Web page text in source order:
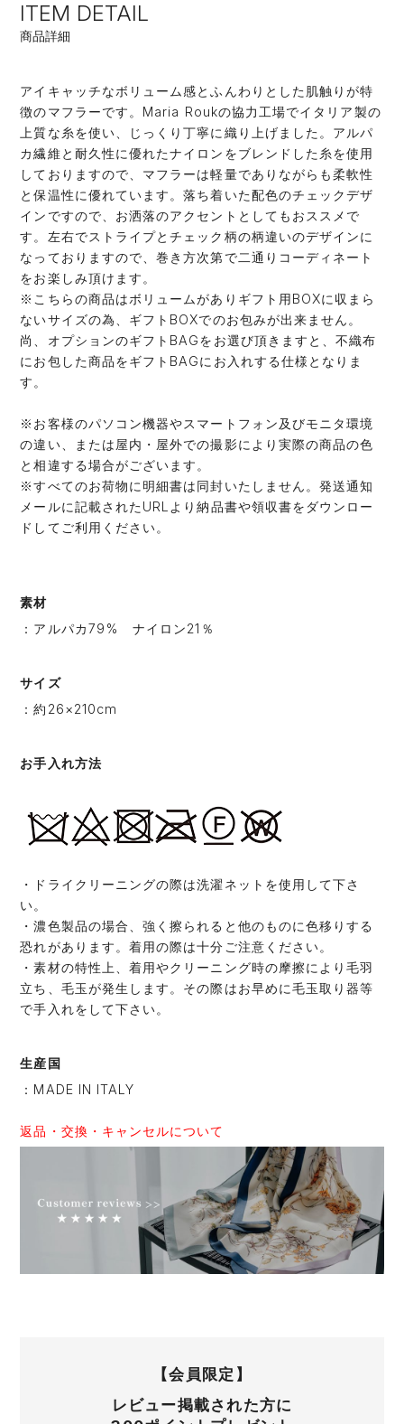
ITEM DETAIL
商品詳細
アイキャッチなボリューム感とふんわりとした肌触りが特
徴のマフラーです。Maria Roukの協力工場でイタリア製の
上質な糸を使い、じっくり丁寧に織り上げました。アルパ
カ繊維と耐久性に優れたナイロンをブレンドした糸を使用
しておりますので、マフラーは軽量でありながらも柔軟性
と保温性に優れています。落ち着いた配色のチェックデザ
インですので、お洒落のアクセントとしてもおススメで
す。左右でストライプとチェック柄の柄違いのデザインに
なっておりますので、巻き方次第で二通りコーディネート
をお楽しみ頂けます。
※こちらの商品はボリュームがありギフト用BOXに収まら
ないサイズの為、ギフトBOXでのお包みが出来ません。
尚、オプションのギフトBAGをお選び頂きますと、不織布
にお包した商品をギフトBAGにお入れする仕様となりま
す。
※お客様のパソコン機器やスマートフォン及びモニタ環境
の違い、または屋内・屋外での撮影により実際の商品の色
と相違する場合がございます。
※すべてのお荷物に明細書は同封いたしません。発送通知
メールに記載されたURLより納品書や領収書をダウンロー
ドしてご利用ください。
素材
：アルパカ79% ナイロン21％
サイズ
：約26×210cm
お手入れ方法
・ドライクリーニングの際は洗濯ネットを使用して下さ
い。
・濃色製品の場合、強く擦られると他のものに色移りする
恐れがあります。着用の際は十分ご注意ください。
・素材の特性上、着用やクリーニング時の摩擦により毛羽
立ち、毛玉が発生します。その際はお早めに毛玉取り器等
で手入れをして下さい。
生産国
：MADE IN ITALY
返品・交換・キャンセルについて
【会員限定】
レビュー掲載された方に